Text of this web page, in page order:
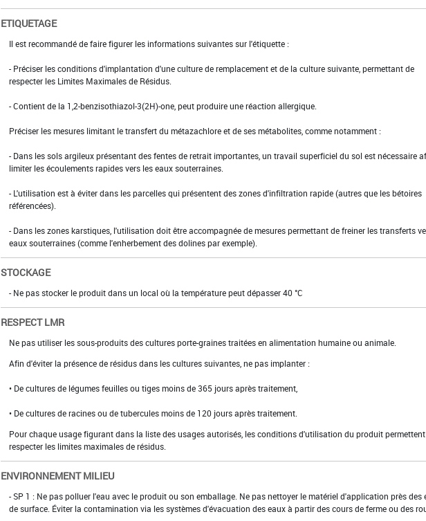
ETIQUETAGE
Il est recommandé de faire figurer les informations suivantes sur l'étiquette :
- ­Préciser les conditions d'implantation d'une culture de remplacement et de la culture suivante, permettant de
respecter les Limites Maximales de Résidus.
- Contient de la 1,2-benzisothiazol-3(2H)-one, peut produire une réaction allergique.
Préciser les mesures limitant le transfert du métazachlore et de ses métabolites, comme notamment :
- Dans les sols argileux présentant des fentes de retrait importantes, un travail superficiel du sol est nécessaire
limiter les écoulements rapides vers les eaux souterraines.
- L'utilisation est à éviter dans les parcelles qui présentent des zones d'infiltration rapide (autres que les bétoires
référencées).
- Dans les zones karstiques, l'utilisation doit être accompagnée de mesures permettant de freiner les transferts
eaux souterraines (comme l'enherbement des dolines par exemple).
STOCKAGE
- Ne pas stocker le produit dans un local où la température peut dépasser 40 °C
RESPECT LMR
Ne pas utiliser les sous-produits des cultures porte-graines traitées en alimentation humaine ou animale.
­­Afin d'éviter la présence de résidus dans les cultures suivantes, ne pas implanter :
• De cultures de légumes feuilles ou tiges moins de 365 jours après traitement,
• De cultures de racines ou de tubercules moins de 120 jours après traitement.
Pour chaque usage figurant dans la liste des usages autorisés, les conditions d'utilisation du produit
respecter les limites maximales de résidus.
ENVIRONNEMENT MILIEU
- SP 1 : Ne pas polluer l'eau avec le produit ou son emballage. Ne pas nettoyer le matériel d'application près des
de surface. Éviter la contamination via les systèmes d'évacuation des eaux à partir des cours de ferme ou des